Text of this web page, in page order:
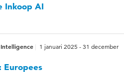
Inkoop AI
1 januari 2025 - 31 december
Europees